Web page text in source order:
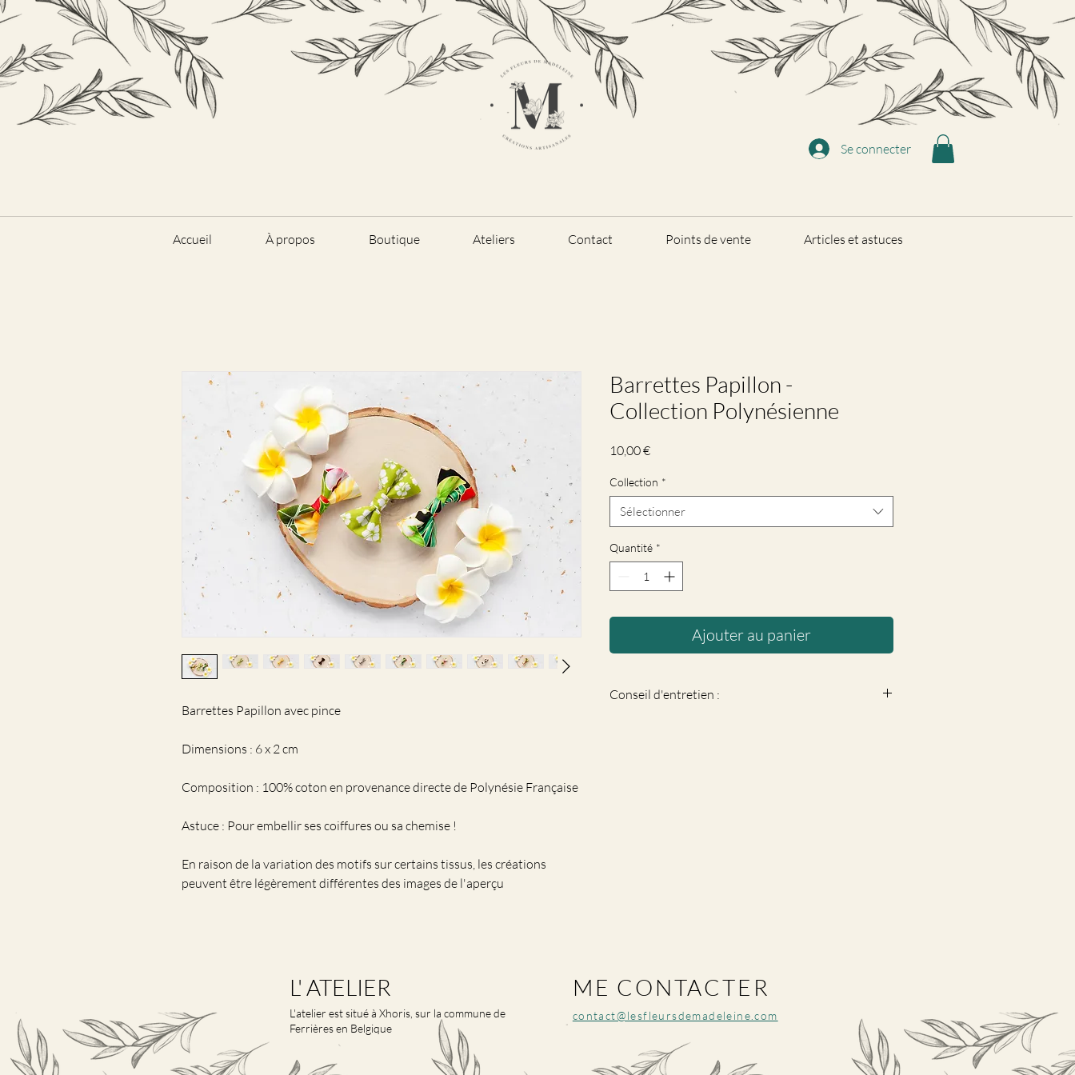
Se connecter
Accueil À propos Boutique Ateliers Contact Points de vente Articles et astuces
Barrettes Papillon avec pince
Dimensions : 6 x 2 cm
Composition : 100% coton en provenance directe de Polynésie Française
Astuce : Pour embellir ses coiffures ou sa chemise !
En raison de la variation des motifs sur certains tissus, les créations
peuvent être légèrement différentes des images de l'aperçu
Barrettes Papillon -
Collection Polynésienne
10,00 €Prix
Collection *
Sélectionner
Quantité *
Ajouter au panier
Conseil d'entretien :
L' ATELIER
L'atelier est situé à Xhoris, sur la commune de
Ferrières en Belgique
ME CONTACTER
contact@lesfleursdemadeleine.com